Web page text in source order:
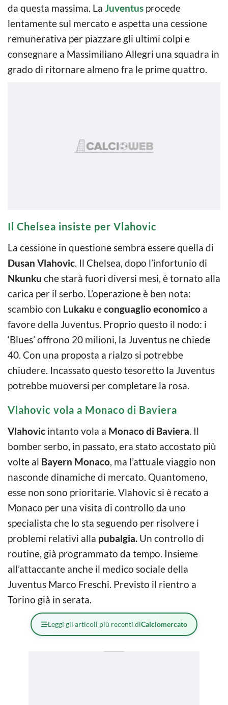
da questa massima. La Juventus procede
lentamente sul mercato e aspetta una cessione
remunerativa per piazzare gli ultimi colpi e
consegnare a Massimiliano Allegri una squadra in
grado di ritornare almeno fra le prime quattro.
Il Chelsea insiste per Vlahovic
La cessione in questione sembra essere quella di
Dusan Vlahovic. Il Chelsea, dopo l’infortunio di
Nkunku che starà fuori diversi mesi, è tornato alla
carica per il serbo. L’operazione è ben nota:
scambio con Lukaku econguaglio economico a
favore della Juventus. Proprio questo il nodo: i
‘Blues’ offrono 20 milioni, la Juventus ne chiede
40. Con una proposta a rialzo si potrebbe
chiudere. Incassato questo tesoretto la Juventus
potrebbe muoversi per completare la rosa.
Vlahovic vola a Monaco di Baviera
Vlahovic intanto vola a Monaco di Baviera. Il
bomber serbo, in passato, era stato accostato più
volte al Bayern Monaco, ma l’attuale viaggio non
nasconde dinamiche di mercato. Quantomeno,
esse non sono prioritarie. Vlahovic si è recato a
Monaco per una visita di controllo da uno
specialista che lo sta seguendo per risolvere i
problemi relativi alla pubalgia. Un controllo di
routine, già programmato da tempo. Insieme
all’attaccante anche il medico sociale della
Juventus Marco Freschi. Previsto il rientro a
Torino già in serata.
Leggi gli articoli più recenti diCalciomercato